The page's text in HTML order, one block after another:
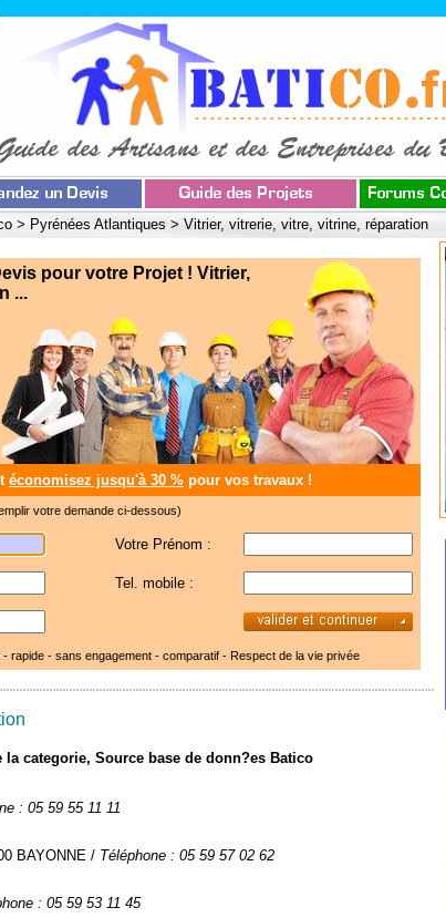
> Pyrénées Atlantiques > Vitrier, vitrerie, vitre, vitrine, réparation
pour votre Projet ! Vitrier,
...
économisez jusqu'à 30 % pour vos travaux !
votre demande ci-dessous)
Votre Prénom :
Tel. mobile :
rapide - sans engagement - comparatif - Respect de la vie privée
categorie, Source base de donn?es Batico
: 05 59 55 11 11
BAYONNE / Téléphone : 05 59 57 02 62
: 05 59 53 11 45